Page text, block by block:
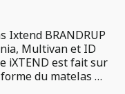
Ixtend BRANDRUP
Multivan et ID
iXTEND est fait sur
du matelas …